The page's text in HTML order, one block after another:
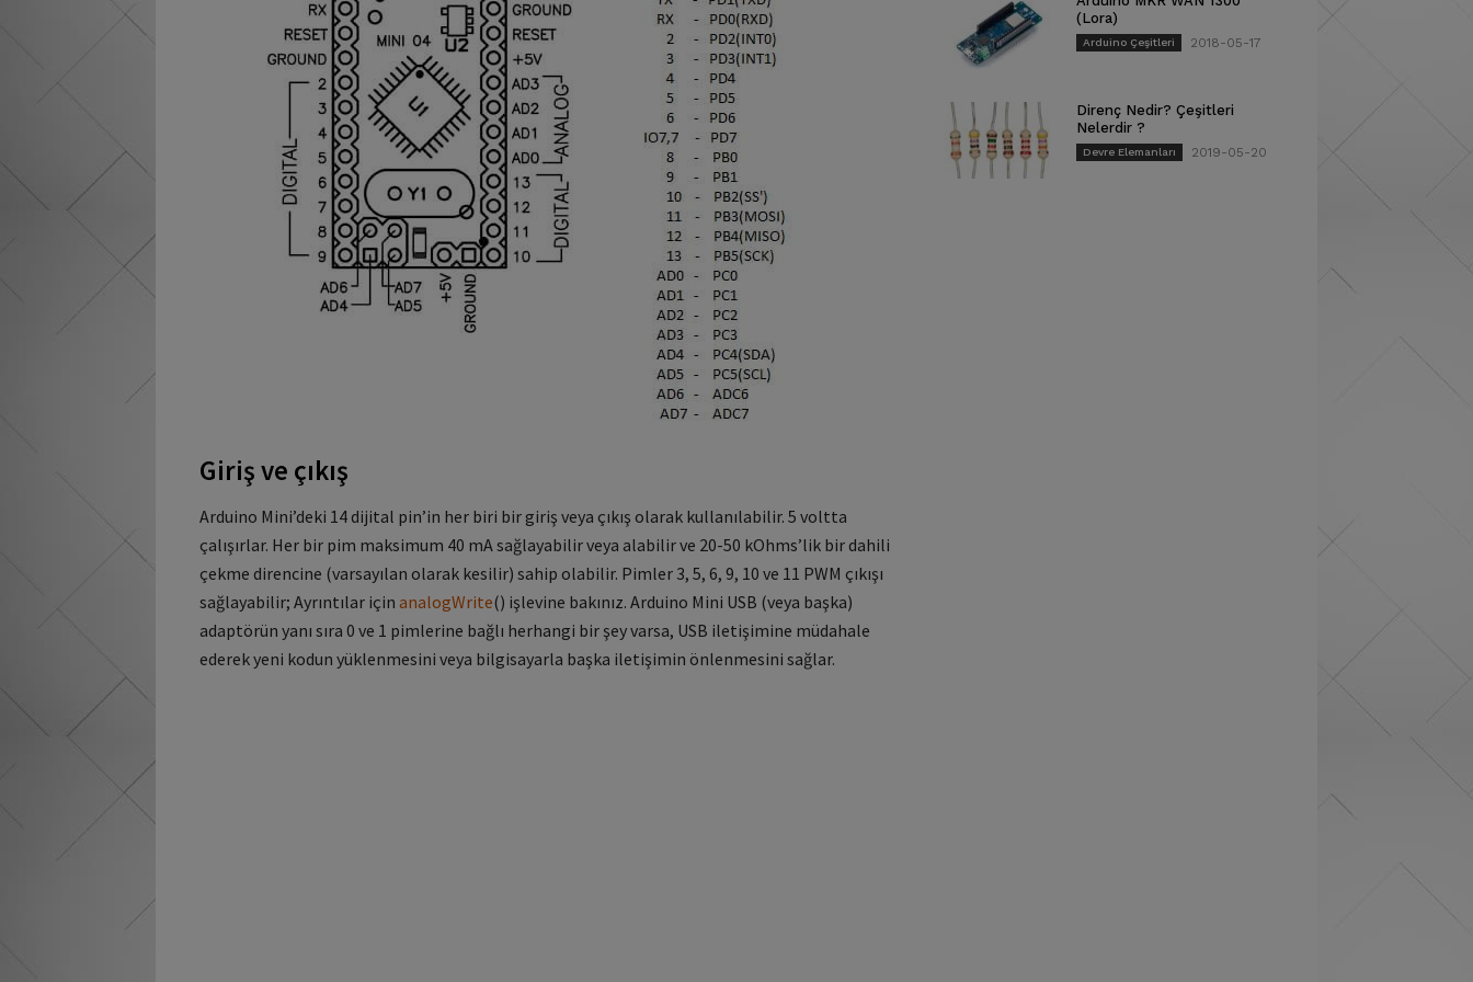
Giriş ve çıkış
Arduino Mini’deki 14 dijital pin’in her biri bir giriş veya çıkış olarak kullanılabilir. 5 voltta
çalışırlar. Her bir pim maksimum 40 mA sağlayabilir veya alabilir ve 20-50 kOhms’lik bir dahili
çekme direncine (varsayılan olarak kesilir) sahip olabilir. Pimler 3, 5, 6, 9, 10 ve 11 PWM çıkışı
sağlayabilir; Ayrıntılar için analogWrite() işlevine bakınız. Arduino Mini USB (veya başka)
adaptörün yanı sıra 0 ve 1 pimlerine bağlı herhangi bir şey varsa, USB iletişimine müdahale
ederek yeni kodun yüklenmesini veya bilgisayarla başka iletişimin önlenmesini sağlar.
(Lora)
Arduino Çeşitleri 2018-05-17
Direnç Nedir? Çeşitleri
Nelerdir ?
Devre Elemanları 2019-05-20